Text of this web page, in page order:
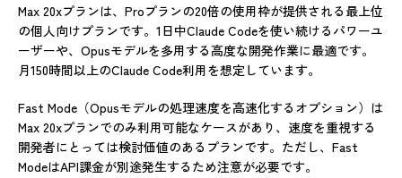
Max 20xプランは、Proプランの20倍の使用枠が提供される最上位
の個人向けプランです。1日中Claude Codeを使い続けるパワーユ
ーザーや、Opusモデルを多用する高度な開発作業に最適です。
月150時間以上のClaude Code利用を想定しています。
Fast Mode（Opusモデルの処理速度を高速化するオプション）は
Max 20xプランでのみ利用可能なケースがあり、速度を重視する
開発者にとっては検討価値のあるプランです。ただし、Fast
ModeはAPI課金が別途発生するため注意が必要です。